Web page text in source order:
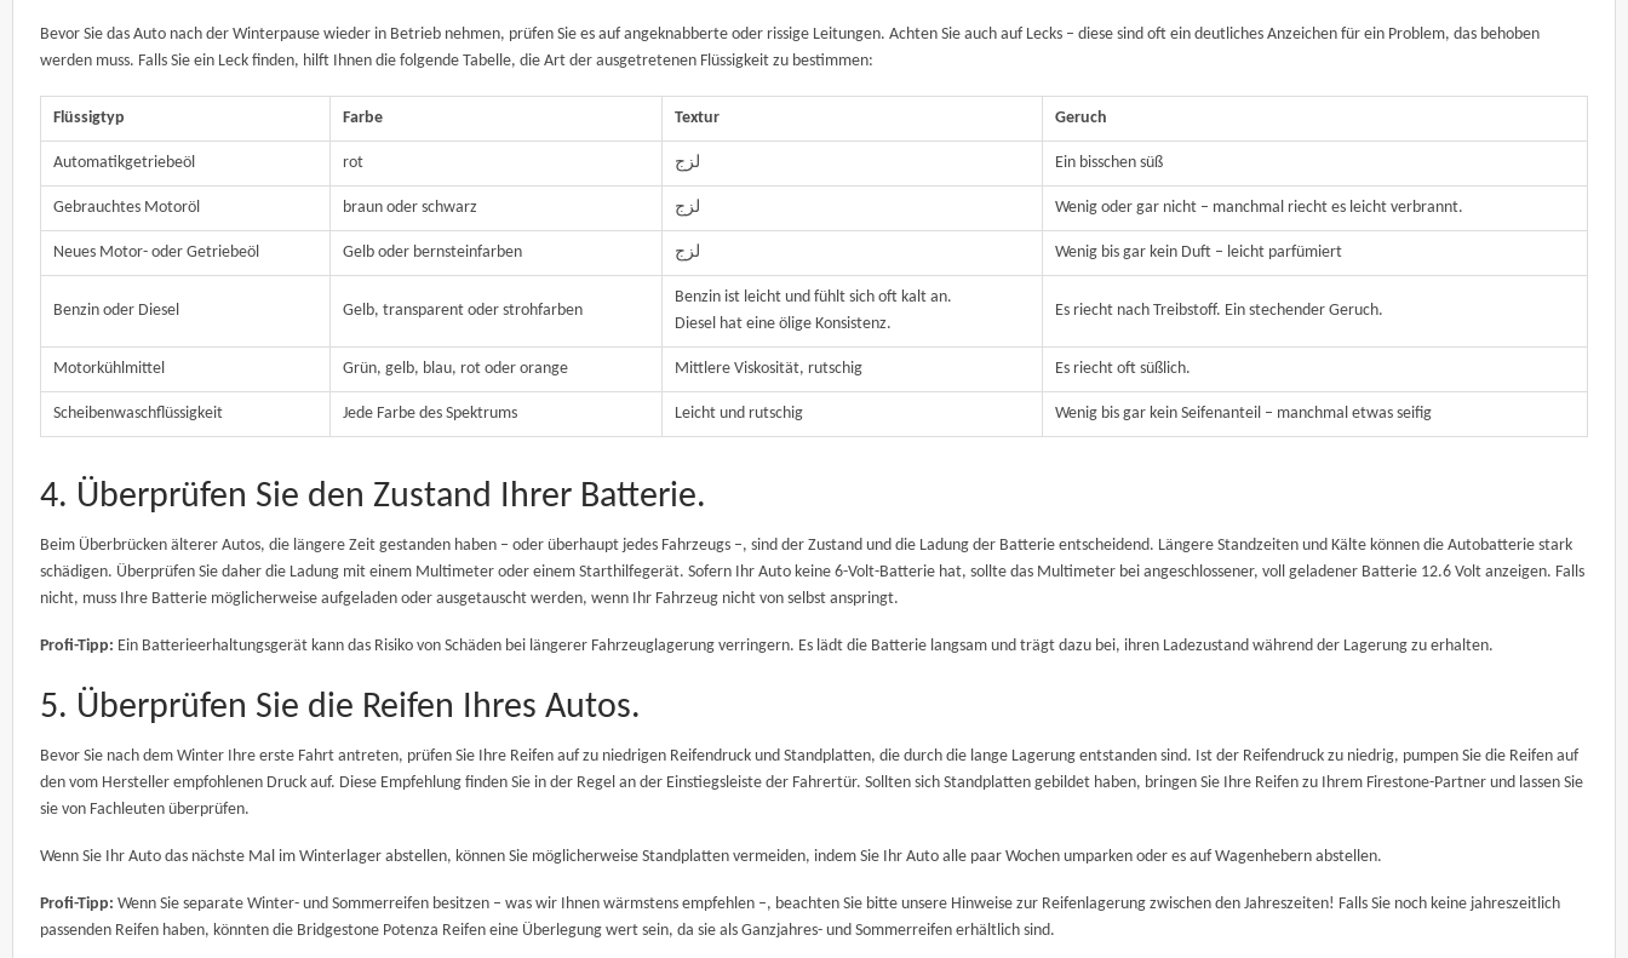
Bevor Sie das Auto nach der Winterpause wieder in Betrieb nehmen, prüfen Sie es auf angeknabberte oder rissige Leitungen. Achten Sie auch auf Lecks – diese sind oft ein deutliches Anzeichen für ein Problem, das behoben
werden muss. Falls Sie ein Leck finden, hilft Ihnen die folgende Tabelle, die Art der ausgetretenen Flüssigkeit zu bestimmen:
Flüssigtyp Farbe Textur Geruch
Automatikgetriebeöl rot لزج Ein bisschen süß
Gebrauchtes Motoröl braun oder schwarz لزج Wenig oder gar nicht – manchmal riecht es leicht verbrannt.
Neues Motor- oder Getriebeöl Gelb oder bernsteinfarben لزج Wenig bis gar kein Duft – leicht parfümiert
Benzin oder Diesel Gelb, transparent oder strohfarben
Benzin ist leicht und fühlt sich oft kalt an.
Diesel hat eine ölige Konsistenz.
Es riecht nach Treibstoff. Ein stechender Geruch.
Motorkühlmittel Grün, gelb, blau, rot oder orange Mittlere Viskosität, rutschig Es riecht oft süßlich.
Scheibenwaschflüssigkeit Jede Farbe des Spektrums Leicht und rutschig Wenig bis gar kein Seifenanteil – manchmal etwas seifig
4. Überprüfen Sie den Zustand Ihrer Batterie.
Beim Überbrücken älterer Autos, die längere Zeit gestanden haben – oder überhaupt jedes Fahrzeugs –, sind der Zustand und die Ladung der Batterie entscheidend. Längere Standzeiten und Kälte können die Autobatterie stark
schädigen. Überprüfen Sie daher die Ladung mit einem Multimeter oder einem Starthilfegerät. Sofern Ihr Auto keine 6-Volt-Batterie hat, sollte das Multimeter bei angeschlossener, voll geladener Batterie 12.6 Volt anzeigen. Falls
nicht, muss Ihre Batterie möglicherweise aufgeladen oder ausgetauscht werden, wenn Ihr Fahrzeug nicht von selbst anspringt.
Profi-Tipp: Ein Batterieerhaltungsgerät kann das Risiko von Schäden bei längerer Fahrzeuglagerung verringern. Es lädt die Batterie langsam und trägt dazu bei, ihren Ladezustand während der Lagerung zu erhalten.
5. Überprüfen Sie die Reifen Ihres Autos.
Bevor Sie nach dem Winter Ihre erste Fahrt antreten, prüfen Sie Ihre Reifen auf zu niedrigen Reifendruck und Standplatten, die durch die lange Lagerung entstanden sind. Ist der Reifendruck zu niedrig, pumpen Sie die Reifen auf
den vom Hersteller empfohlenen Druck auf. Diese Empfehlung finden Sie in der Regel an der Einstiegsleiste der Fahrertür. Sollten sich Standplatten gebildet haben, bringen Sie Ihre Reifen zu Ihrem Firestone-Partner und lassen Sie
sie von Fachleuten überprüfen.
Wenn Sie Ihr Auto das nächste Mal im Winterlager abstellen, können Sie möglicherweise Standplatten vermeiden, indem Sie Ihr Auto alle paar Wochen umparken oder es auf Wagenhebern abstellen.
Profi-Tipp: Wenn Sie separate Winter- und Sommerreifen besitzen – was wir Ihnen wärmstens empfehlen –, beachten Sie bitte unsere Hinweise zur Reifenlagerung zwischen den Jahreszeiten! Falls Sie noch keine jahreszeitlich
passenden Reifen haben, könnten die Bridgestone Potenza Reifen eine Überlegung wert sein, da sie als Ganzjahres- und Sommerreifen erhältlich sind.